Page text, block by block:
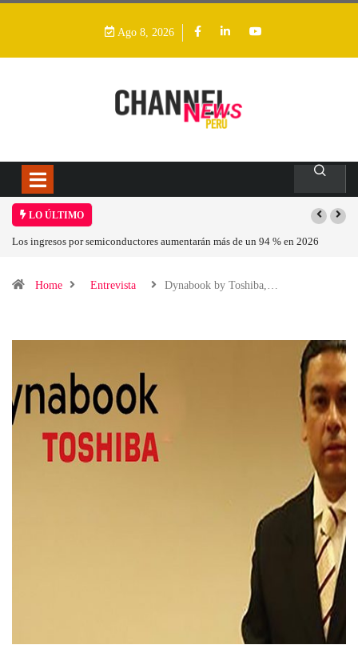
Ago 8, 2026
LO ÚLTIMO
Los ingresos por semiconductores aumentarán más de un 94 % en 2026
Home Entrevista Dynabook by Toshiba,…